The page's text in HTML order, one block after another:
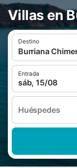
Villas en
Destino
Burriana
Entrada
sáb, 15/08
Huéspedes